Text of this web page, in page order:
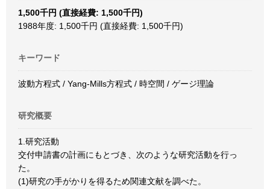
1,500千円 (直接経費: 1,500千円)
1988年度: 1,500千円 (直接経費: 1,500千円)
キーワード
波動方程式 / Yang-Mills方程式 / 時空間 / ゲージ理論
研究概要
1.研究活動
交付申請書の計画にもとづき、次のような研究活動を行っ
た。
(1)研究の手がかりを得るため関連文献を調べた。